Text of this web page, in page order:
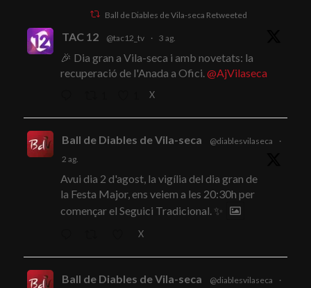
Ball de Diables de Vila-seca Retweeted
TAC 12 @tac12_tv · 3 ag.
🎉 Dia gran a Vila-seca i amb novetats: la
recuperació de l'Anada a Ofici. @AjVilaseca
X
Ball de Diables de Vila-seca @diablesvilaseca
·
2 ag.
Avui dia 2 d'agost, la vigília del dia gran de
la Festa Major, ens veiem a les 20:30h per
començar el Seguici Tradicional. ✨
X
Ball de Diables de Vila-seca @diablesvilaseca
·